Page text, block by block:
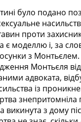
країн УЄФА
клубів УЄФА
ФІФА
було подано
проти
є моделлю і, за
з Монтьєлем.
Монтьєля
адвоката,
із
знепритомніла
викинута з дому